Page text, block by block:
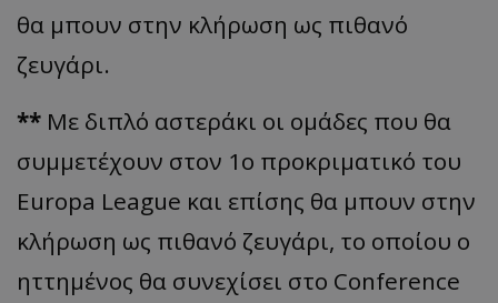
θα μπουν στην κλήρωση ως πιθανό
ζευγάρι.
** Με διπλό αστεράκι οι ομάδες που θα
συμμετέχουν στον 1ο προκριματικό του
Europa League και επίσης θα μπουν στην
κλήρωση ως πιθανό ζευγάρι, το οποίου ο
ηττημένος θα συνεχίσει στο Conference